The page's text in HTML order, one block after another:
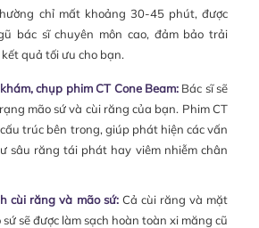
chỉ mất khoảng 30-45 phút, được
bác sĩ chuyên môn cao, đảm bảo trải
quả tối ưu cho bạn.
chụp phim CT Cone Beam:Bác sĩ sẽ
mão sứ và cùi răng của bạn. Phim CT
trúc bên trong, giúp phát hiện các vấn
sâu răng tái phát hay viêm nhiễm chân
cùi răng và mão sứ:Cả cùi răng và mặt
sẽ được làm sạch hoàn toàn xi măng cũ